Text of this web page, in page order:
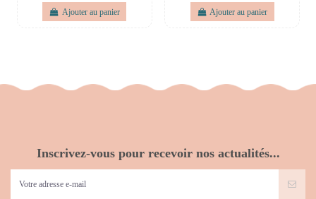
Ajouter au panier Ajouter au panier
Inscrivez-vous pour recevoir nos actualités...